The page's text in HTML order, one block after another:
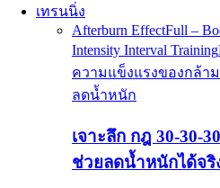
เทรนนิ่ง
Afterburn EffectFull –
Intensity Interval Training
ความแข็งแรงของกล้าม
ลดน้ำหนัก
เจาะลึก กฎ 30-30-
ช่วยลดน้ำหนักได้จริ